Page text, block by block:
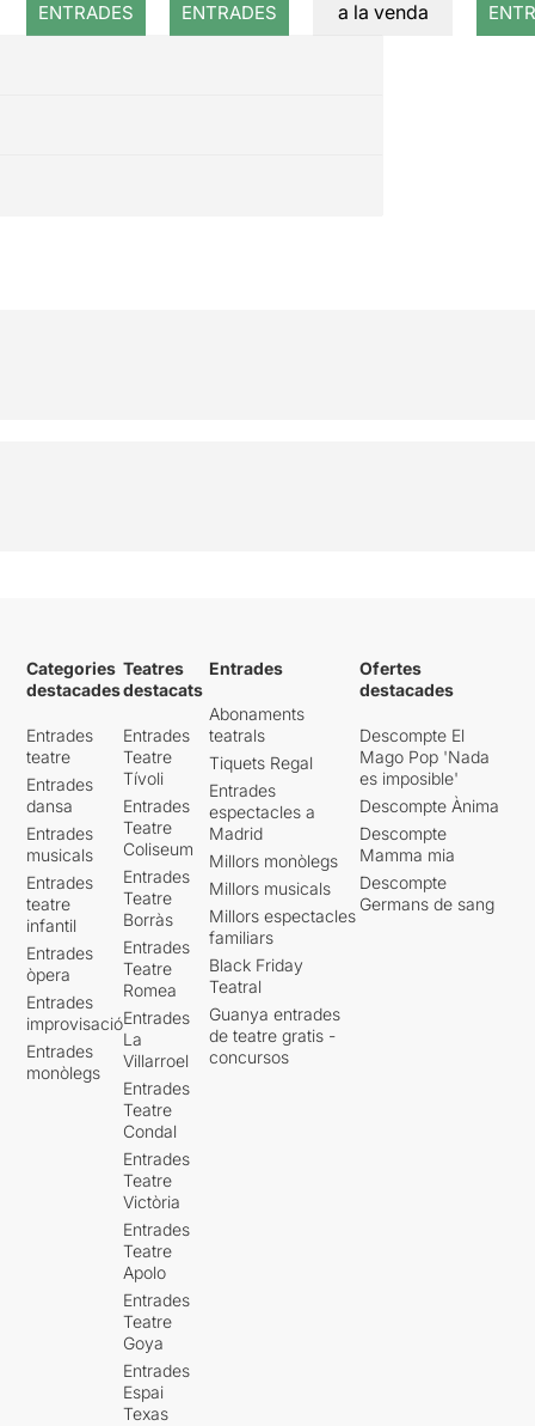
ENTRADES
ENTRADES
a la venda
Categories
destacades
Entrades
teatre
Entrades
dansa
Entrades
musicals
Entrades
teatre
infantil
Entrades
òpera
Entrades
improvisació
Entrades
monòlegs
Teatres
destacats
Entrades
Teatre
Tívoli
Entrades
Teatre
Coliseum
Entrades
Teatre
Borràs
Entrades
Teatre
Romea
Entrades
La
Villarroel
Entrades
Teatre
Condal
Entrades
Teatre
Victòria
Entrades
Teatre
Apolo
Entrades
Teatre
Goya
Entrades
Espai
Texas
Entrades
Abonaments
teatrals
Tiquets Regal
Entrades
espectacles a
Madrid
Millors monòlegs
Millors musicals
Millors espectacles
familiars
Black Friday
Teatral
Guanya entrades
de teatre gratis -
concursos
Ofertes
destacades
Descompte El
Mago Pop 'Nada
es imposible'
Descompte Ànima
Descompte
Mamma mia
Descompte
Germans de sang